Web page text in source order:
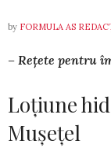
by FORMULA AS
– Rețete pentru
Loțiune
Mușețel